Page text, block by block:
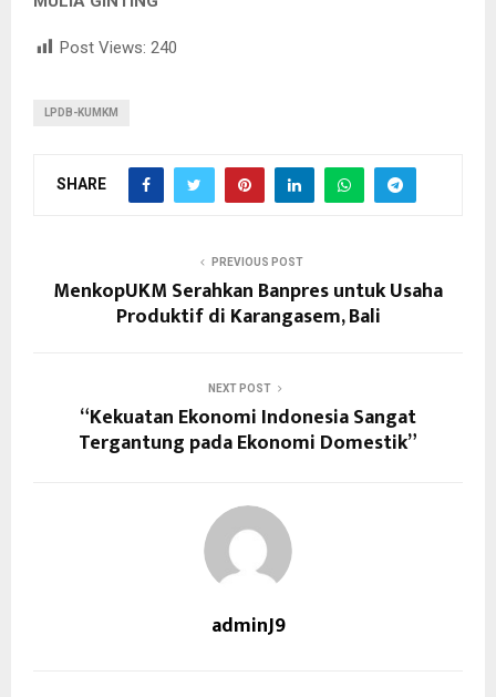
Post Views: 240
LPDB-KUMKM
SHARE
PREVIOUS POST
MenkopUKM Serahkan Banpres untuk Usaha
Produktif di Karangasem, Bali
NEXT POST
“Kekuatan Ekonomi Indonesia Sangat
Tergantung pada Ekonomi Domestik”
adminJ9